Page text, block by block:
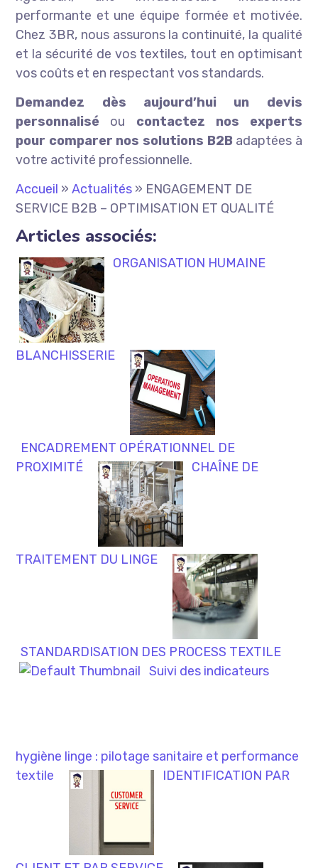
performante et une équipe formée et motivée.
Chez 3BR, nous assurons la continuité, la qualité
et la sécurité de vos textiles, tout en optimisant
vos coûts et en respectant vos standards.
Demandez dès aujourd’hui un devis
personnalisé ou contactez nos experts
pour comparer nos solutions B2B adaptées à
votre activité professionnelle.
Accueil »Actualités » ENGAGEMENT DE
SERVICE B2B – OPTIMISATION ET QUALITÉ
Articles associés:
ORGANISATION HUMAINE
BLANCHISSERIE
ENCADREMENT OPÉRATIONNEL DE
PROXIMITÉ
CHAÎNE DE
TRAITEMENT DU LINGE
STANDARDISATION DES PROCESS TEXTILE
Suivi des indicateurs
hygiène linge : pilotage sanitaire et performance
textile
IDENTIFICATION PAR